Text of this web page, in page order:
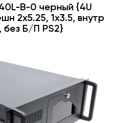
B-0 черный {4U
2x5.25, 1x3.5, внутр
без Б/П PS2}